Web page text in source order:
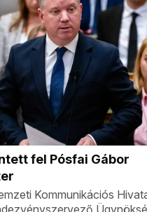
fel Pósfai Gábor
Kommunikációs